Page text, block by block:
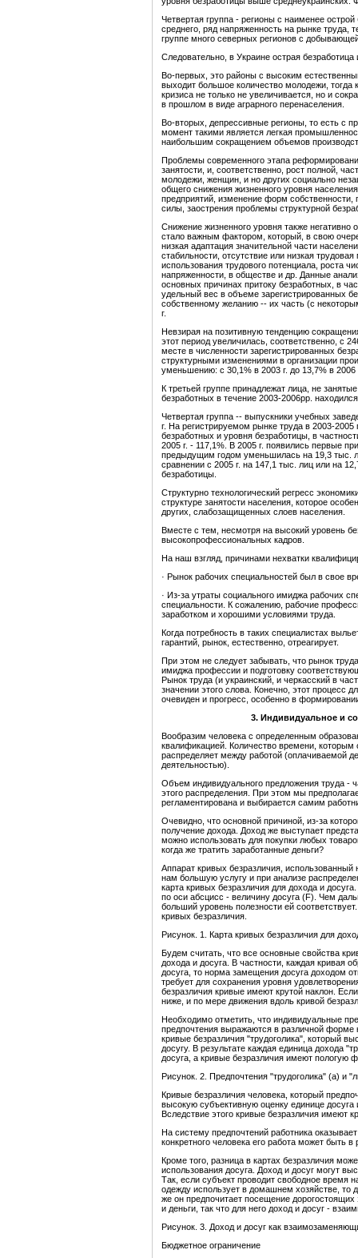
Четвертая группа - регионы с наименее
среднего, ряд напряженность на рынке труда,
группе много северных регионов с
Следовательно, в Украине острая
Во-первых, это районы с высоким
выходит большое количество молодежи, тогда
кризиса не только не увеличивается, но и
в прошлом в виде аграрного перенаселения.
Во-вторых, депрессивные регионы, то есть с
момент такими является легкая
наибольшим сокращением объемов
Проблемы современного этапа
занятости, и, соответственно, рост полной,
молодежи, женщин, и но других социально
общего снижения жизненного уровня
предприятий, изменение форм собственности,
силы, заострения проблемы структурной
Снижение жизненного уровня также негативно
стало важным фактором, который, в свою
низкая адаптация значительной части
стабильности, отсутствие или низкая
использования трудового потенциала, роста
напряженности, в обществе и др. Данные
основных причинах притоку безработных, в
удельный вес в объеме зарегистрированных
собственному желанию -- их часть (с
г.
Невзирая на позитивную тенденцию
этот период увеличилась, соответственно, с
месте в численности зарегистрированных
структурными изменениями в организации
уменьшению: с 30,1% в 2003 г. до 13,7% в 2006
К третьей группе принадлежат лица, не
безработных в течение 2003-2006рр.
Четвертая группа -- выпускники учебных
г. На регистрируемом рынке труда в 2003-2005
безработных и уровня безработицы, в
2005 г. - 117,1%. В 2005 г. появились первые
предыдущим годом уменьшилась на 19,3 тыс.
сравнении с 2005 г. на 147,1 тыс. лиц или на
безработицы.
Структурно технологический регресс
структуре занятости населения, которое
других, слабозащищенных слоев населения.
Вместе с тем, несмотря на высокий уровень
высокопрофессиональных кадров.
На наш взгляд, причинами нехватки
· Рынок рабочих специальностей был в свое
· Из-за утраты социального имиджа рабочих
специальности. К сожалению, рабочие
заработком и хорошими условиями труда.
Когда потребность в таких специалистах
гарантий, рынок, естественно, отреагирует.
При этом не следует забывать, что рынок
имиджа профессии и подготовку
Рынок труда (и украинский, и черкасский в
значении этого слова. Конечно, этот
очевиден и прогресс, особенно в
3. Индивидуальное и
Вообразим человека с определенным
квалификацией. Количество времени, которым
распределяет между работой (оплачиваемой
деятельностью).
Объем индивидуального предложения труда -
этого распределения. При этом мы
регламентирована и выбирается самим
Очевидно, что основной причиной, из-за
получение дохода. Доход же выступает
можно использовать для покупки любых
когда же тратить заработанные деньги?
Аппарат кривых безразличия, использованный
нам большую услугу и при анализе
карта кривых безразличия для дохода и
по оси абсцисс - величину досуга (F). Чем
больший уровень полезности ей
кривых безразличия.
Рисунок. 1. Карта кривых безразличия для
Будем считать, что все основные свойства
дохода и досуга. В частности, каждая кривая
досуга, то норма замещения досуга доходом
требует для сохранения уровня
безразличия кривые имеют крутой наклон.
ниже, и по мере движения вдоль кривой
Необходимо отметить, что индивидуальные
предпочтения выражаются в различной форме
кривые безразличия "трудоголика", который
досугу. В результате каждая единица дохода
досуга, а кривые безразличия имеют пологую
Рисунок. 2. Предпочтения "трудоголика" (а) и
Кривые безразличия человека, который
высокую субъективную оценку единице
Вследствие этого кривые безразличия имеют
На систему предпочтений работника
конкретного человека его работа может быть
Кроме того, разница в картах безразличия
использования досуга. Доход и досуг могут
Так, если субъект проводит свободное время
одежду использует в домашнем хозяйстве, то
же он предпочитает посещение
и деньги, так что для него доход и досуг -
Рисунок. 3. Доход и досуг как
Бюджетное ограничение